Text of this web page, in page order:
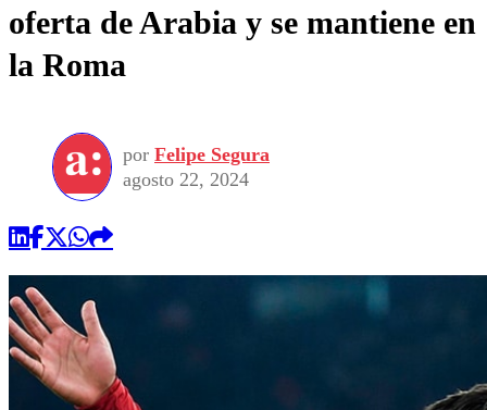
oferta de Arabia y se mantiene en
la Roma
por Felipe Segura
agosto 22, 2024